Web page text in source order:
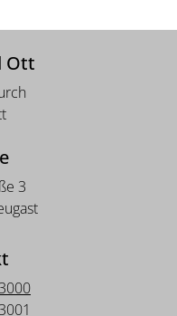
Ott
3